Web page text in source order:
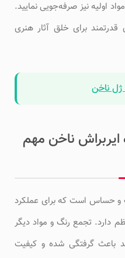
اولیه نیز صرفه‌جویی نمایید.
قدرتمند برای خلق آثار هنری
ژل ناخن
ایربراش ناخن مهم
و حساس است که برای عملکرد
دارد. تجمع رنگ و مواد دیگر
باعث گرفتگی شده و کیفیت